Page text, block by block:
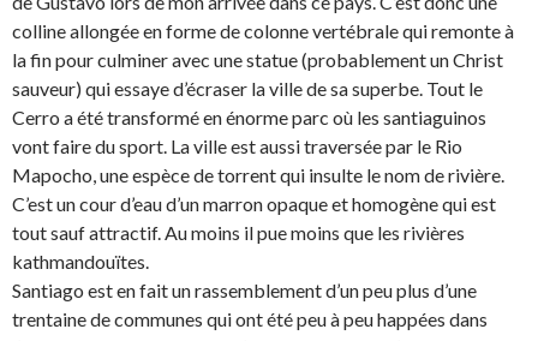
colline allongée en forme de colonne vertébrale qui remonte à
la fin pour culminer avec une statue (probablement un Christ
sauveur) qui essaye d’écraser la ville de sa superbe. Tout le
Cerro a été transformé en énorme parc où les santiaguinos
vont faire du sport. La ville est aussi traversée par le Rio
Mapocho, une espèce de torrent qui insulte le nom de rivière.
C’est un cour d’eau d’un marron opaque et homogène qui est
tout sauf attractif. Au moins il pue moins que les rivières
kathmandouïtes.
Santiago est en fait un rassemblement d’un peu plus d’une
trentaine de communes qui ont été peu à peu happées dans